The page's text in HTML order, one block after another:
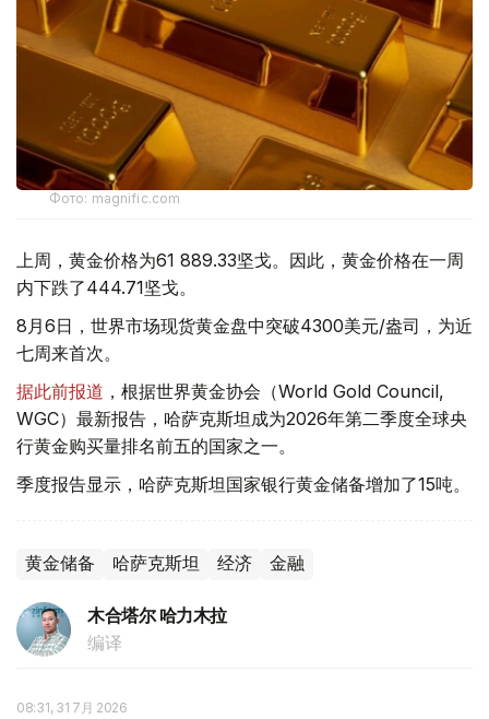
Фото: magnific.com
上周，黄金价格为61 889.33坚戈。因此，黄金价格在一周
内下跌了444.71坚戈。
8月6日，世界市场现货黄金盘中突破4300美元/盎司，为近
七周来首次。
据此前报道 ，根据世界黄金协会（World Gold Council,
WGC）最新报告，哈萨克斯坦成为2026年第二季度全球央
行黄金购买量排名前五的国家之一。
季度报告显示，哈萨克斯坦国家银行黄金储备增加了15吨。
黄金储备 哈萨克斯坦 经济 金融
木合塔尔 哈力木拉
编译
08:31, 31 7月 2026